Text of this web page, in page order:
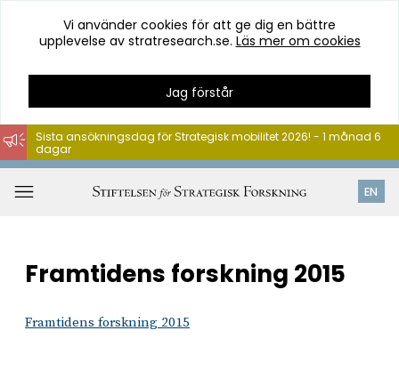
Hoppa
till
innehåll
Vi använder cookies för att ge dig en bättre
upplevelse av stratresearch.se. Läs mer om cookies
Jag förstår
EN
Sista ansökningsdag för Strategisk mobilitet 2026! - 1 månad 6
dagar
Framtidens forskning 2015
Framtidens forskning 2015